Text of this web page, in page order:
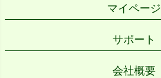
マイページ
サポート
会社概要